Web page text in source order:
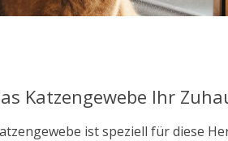
Katzengewebe Ihr
ist speziell für diese